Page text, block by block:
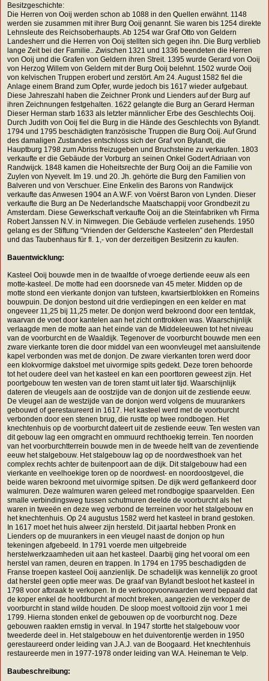
Besitzgeschichte:
Die Herren von Ooij werden schon ab 1088 in den Quellen erwähnt. 1148
werden sie zusammen mit ihrer Burg Ooij genannt. Sie waren bis 1254 direkte
Lehnsleute des Reichsoberhaupts. Ab 1254 war Graf Otto von Geldern
Landesherr und die Herren von Ooij stellten sich gegen ihn. Die Burg verblieb
lange Zeit bei der Familie.. Zwischen 1321 und 1336 beendeten die Herren
von Ooij und die Grafen von Geldern ihren Streit. 1395 wurde Gerard von Ooij
von Herzog Willem von Geldern mit der Burg Ooij belehnt. 1502 wurde Ooij
von kelvischen Truppen erobert und zerstört. Am 24. August 1582 fiel die
Anlage einem Brand zum Opfer, wurde jedoch bis 1617 wieder aufgebaut.
Diese Jahreszahl haben die Zeichner Pronk und Lienders auf der Burg auf
ihren Zeichnungen festgehalten. 1622 gelangte die Burg an Gerard Herman
Dieser Herman starb 1633 als letzter männlicher Erbe des Geschlechts Ooij.
Durch Judith von Ooij fiel die Burg in die Hände des Geschlechts von Bylandt.
1794 und 1795 beschädigten französische Truppen die Burg Ooij. Auf Grund
des damaligen Zustandes entschloss sich der Graf von Bylandt, die
Hauptburg 1798 zum Abriss freizugeben und Bruchsteine zu verkaufen. 1803
verkaufte er die Gebäude der Vorburg an seinen Onkel Godert Adriaan von
Randwijck. 1848 kamen die Hoheitsrechte der Burg Ooij an die Familie von
Zuylen von Nyevelt. Im 19. und 20. Jh. gehörte die Burg den Familien von
Balveren und von Verschuer. Eine Enkelin des Barons von Randwijck
verkaufte das Anwesen 1904 an A.W.F. von Voërst Baron von Lynden. Dieser
verkaufte die Burg an De Nederlandsche Maatschappij voor Grondbezit zu
Amsterdam. Diese Gewerkschaft verkaufte Ooij an die Steinfabriken v/h Firma
Robert Janssen N.V. in Nimwegen. Die Gebäude verfielen zusehends. 1950
gelang es der Stiftung “Vrienden der Geldersche Kasteelen” den Pferdestall
und das Taubenhaus für fl. 1,- von der derzeitigen Besitzerin zu kaufen.
Bauentwicklung:
Kasteel Ooij bouwde men in de twaalfde of vroege dertiende eeuw als een
motte-kasteel. De motte had een doorsnede van 45 meter. Midden op de
motte stond een vierkante donjon van tufsteen, kwartsiertblokken en Romeins
bouwpuin. De donjon bestond uit drie verdiepingen en een kelder en mat
ongeveer 11,25 bij 11,25 meter. De donjon werd bekroond door een tentdak,
waarvan de voet door kantelen aan het zicht onttrokken was. Waarschijnlijk
verlaagde men de motte aan het einde van de Middeleeuwen tot het niveau
van de voorburcht en de Waaldijk. Tegenover de voorburcht bouwde men een
zware vierkante toren die door middel van een woonvleugel met aansluitende
kapel verbonden was met de donjon. De zware vierkanten toren werd door
een klokvormige dakstoel met uivormige spits gedekt. Deze toren behoorde
tot het oudere deel van het kasteel en kan een poorttoren geweest zijn. Het
poortgebouw ten westen van de toren stamt uit later tijd. Waarschijnlijk
dateren de vleugels aan de oostzijde van de donjon uit de zestiende eeuw.
De vleugel aan de westzijde van de donjon werd volgens de muurankers
gebouwd of gerestaureerd in 1617. Het kasteel werd met de voorburcht
verbonden door een stenen brug, die rustte op twee rondbogen. Het
knechtenhuis op de voorburcht dateert uit de zestiende eeuw. Ten westen van
dit gebouw lag een omgracht en ommuurd rechthoekig terrein. Ten noorden
van het voorburchtterrein bouwde men in de tweede helft van de zeventiende
eeuw het stalgebouw. Het stalgebouw lag op de noordwesthoek van het
complex rechts achter de buitenpoort aan de dijk. Dit stalgebouw had een
vierkante en veelhoekige toren op de noordwest- en noordoostgevel, die
beide waren bekroond met uivormige spitsen. De dijk werd geflankeerd door
walmuren. Deze walmuren waren geleed met rondbogige spaarvelden. Een
smalle verbindingsweg tussen schutmuren deelde de voorburcht als het
waren in tweeën en deze weg verbond de terreinen voor het stalgebouw en
het knechtenhuis. Op 24 augustus 1582 werd het kasteel in brand gestoken.
In 1617 moet het huis alweer zijn hersteld. Dit jaartal hebben Pronk en
Lienders op de muurankers in een vleugel naast de donjon op hun
tekeningen afgebeeld. In 1791 voerde men uitgebreide
herstelwerkzaamheden uit aan het kasteel. Daarbij ging het vooral om een
herstel van ramen, deuren en trappen. In 1794 en 1795 beschadigden de
Franse troepen kasteel Ooij aanzienlijk. De schadelijk was kennelijk zo groot
dat herstel geen optie meer was. De graaf van Bylandt besloot het kasteel in
1798 voor afbraak te verkopen. In de verkoopvoorwaarden werd bepaald dat
de koper enkel de hoofdburcht af mocht breken, aangezien de verkoper de
voorburcht in stand wilde houden. De sloop moest voltooid zijn voor 1 mei
1799. Hierna stonden enkel de gebouwen op de voorburcht nog. Deze
gebouwen raakten ernstig in verval. In 1947 stortte het stalgebouw voor
tweederde deel in. Het stalgebouw en het duiventorentje werden in 1950
gerestaureerd onder leiding van J.A.J. van de Boogaard. Het knechtenhuis
restaureerde men in 1977-1978 onder leiding van W.A. Heineman te Velp.
Baubeschreibung: